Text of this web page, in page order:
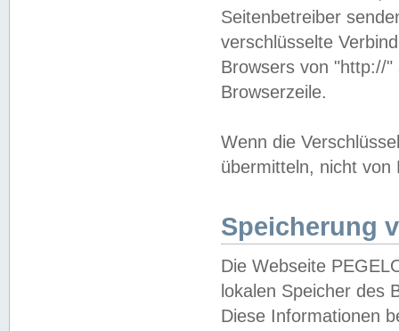
Seitenbetreiber
verschlüsselte
Browsers von "http://
Browserzeile.
Wenn die
übermitteln, nicht von
Speicherung
Die Webseite
lokalen Speicher des
Diese Informationen